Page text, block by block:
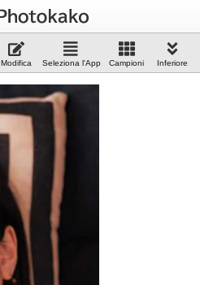
Modifica Seleziona l'App Campioni Inferiore